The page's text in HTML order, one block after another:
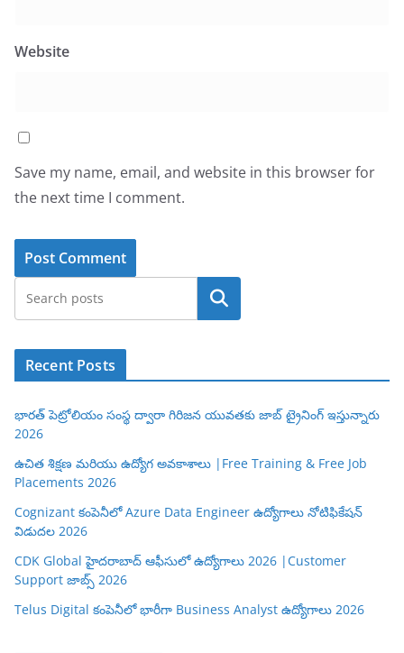
Website
Save my name, email, and website in this browser for
the next time I comment.
Search
Recent Posts
భారత్ పెట్రోలియం సంస్థ ద్వారా గిరిజన యువతకు జాబ్ ట్రైనింగ్ ఇస్తున్నారు
2026
ఉచిత శిక్షణ మరియు ఉద్యోగ అవకాశాలు |Free Training & Free Job
Placements 2026
Cognizant కంపెనీలో Azure Data Engineer ఉద్యోగాలు నోటిఫికేషన్
విడుదల 2026
CDK Global హైదరాబాద్ ఆఫీసులో ఉద్యోగాలు 2026 |Customer
Support జాబ్స్ 2026
Telus Digital కంపెనీలో భారీగా Business Analyst ఉద్యోగాలు 2026